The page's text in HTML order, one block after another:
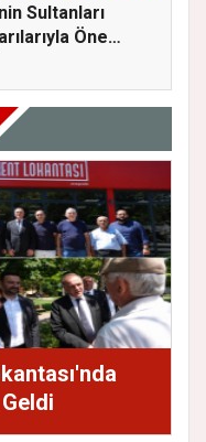
Sultanları
Öne